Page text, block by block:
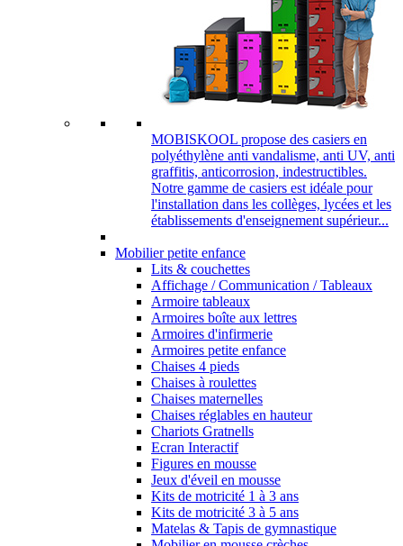
MOBISKOOL propose des casiers en
polyéthylène anti vandalisme, anti UV, anti
graffitis, anticorrosion, indestructibles.
Notre gamme de casiers est idéale pour
l'installation dans les collèges, lycées et les
établissements d'enseignement supérieur...
Mobilier petite enfance
Lits & couchettes
Affichage / Communication / Tableaux
Armoire tableaux
Armoires boîte aux lettres
Armoires d'infirmerie
Armoires petite enfance
Chaises 4 pieds
Chaises à roulettes
Chaises maternelles
Chaises réglables en hauteur
Chariots Gratnells
Ecran Interactif
Figures en mousse
Jeux d'éveil en mousse
Kits de motricité 1 à 3 ans
Kits de motricité 3 à 5 ans
Matelas & Tapis de gymnastique